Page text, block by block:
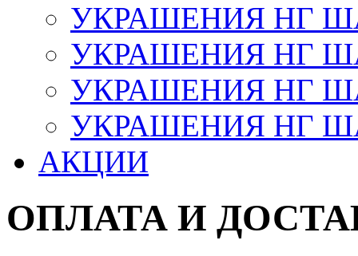
УКРАШЕНИЯ НГ
УКРАШЕНИЯ НГ
УКРАШЕНИЯ НГ
УКРАШЕНИЯ НГ
АКЦИИ
ОПЛАТА И